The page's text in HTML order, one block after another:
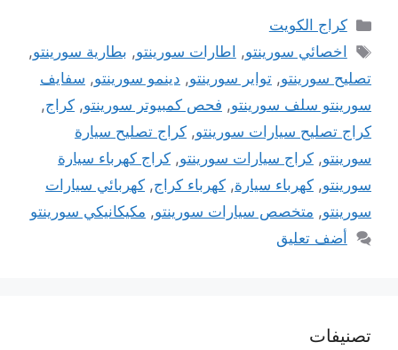
التصنيفات
كراج الكويت
الوسوم
اخصائي سورينتو, اطارات سورينتو, بطارية سورينتو,
تصليح سورينتو, تواير سورينتو, دينمو سورينتو, سفايف
سورينتو سلف سورينتو, فحص كمبيوتر سورينتو, كراج,
كراج تصليح سيارات سورينتو, كراج تصليح سيارة
سورينتو, كراج سيارات سورينتو, كراج كهرباء سيارة
سورينتو, كهرباء سيارة, كهرباء كراج, كهربائي سيارات
سورينتو, متخصص سيارات سورينتو, مكيكانيكي سورينتو
أضف تعليق
تصنيفات